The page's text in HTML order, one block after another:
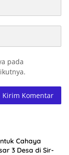
pada
Cahaya
3 Desa di Sir-